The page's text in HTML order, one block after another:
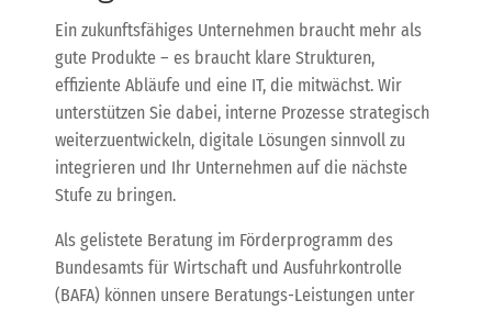
Ein zukunftsfähiges Unternehmen braucht mehr als
gute Produkte – es braucht klare Strukturen,
effiziente Abläufe und eine IT, die mitwächst. Wir
unterstützen Sie dabei, interne Prozesse strategisch
weiterzuentwickeln, digitale Lösungen sinnvoll zu
integrieren und Ihr Unternehmen auf die nächste
Stufe zu bringen.
Als gelistete Beratung im Förderprogramm des
Bundesamts für Wirtschaft und Ausfuhrkontrolle
(BAFA) können unsere Beratungs-Leistungen unter